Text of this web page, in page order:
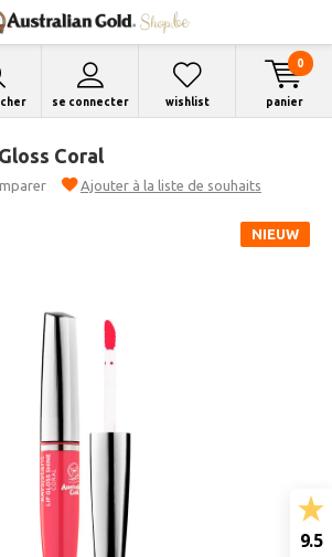
se connecter wishlist panier
0
Coral
Ajouter à la liste de souhaits
NIEUW
9.5